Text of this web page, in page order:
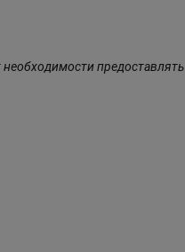
предоставлять